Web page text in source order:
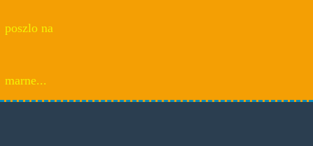
poszlo na
marne...